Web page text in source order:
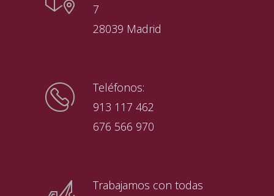
7
28039 Madrid
Teléfonos:
913 117 462
676 566 970
Trabajamos con todas